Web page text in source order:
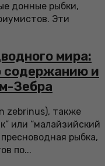
донные рыбки,
Эти
мира:
содержанию и
Зебра
zebrinus), также
или “малайзийский
рыбка,
по...